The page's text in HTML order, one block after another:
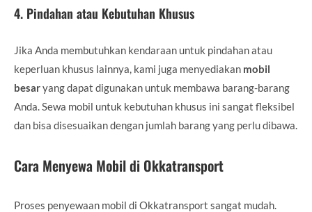
4. Pindahan atau Kebutuhan Khusus
Jika Anda membutuhkan kendaraan untuk pindahan atau
keperluan khusus lainnya, kami juga menyediakan mobil
besaryang dapat digunakan untuk membawa barang-barang
Anda. Sewa mobil untuk kebutuhan khusus ini sangat fleksibel
dan bisa disesuaikan dengan jumlah barang yang perlu dibawa.
Cara Menyewa Mobil di Okkatransport
Proses penyewaan mobil di Okkatransport sangat mudah.